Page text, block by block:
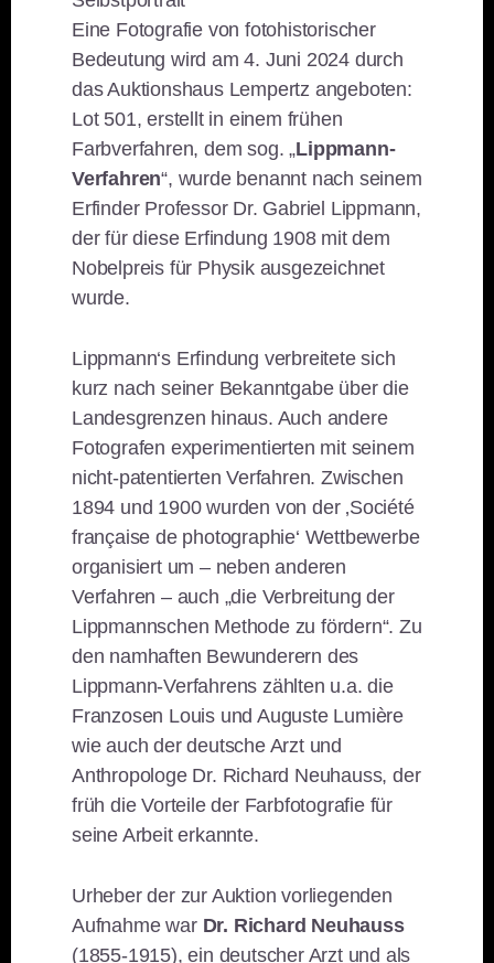
Eine Fotografie von fotohistorischer
Bedeutung wird am 4. Juni 2024 durch
das Auktionshaus Lempertz angeboten:
Lot 501, erstellt in einem frühen
Farbverfahren, dem sog. „Lippmann-
Verfahren“, wurde benannt nach seinem
Erfinder Professor Dr. Gabriel Lippmann,
der für diese Erfindung 1908 mit dem
Nobelpreis für Physik ausgezeichnet
wurde.
Lippmann‘s Erfindung verbreitete sich
kurz nach seiner Bekanntgabe über die
Landesgrenzen hinaus. Auch andere
Fotografen experimentierten mit seinem
nicht-patentierten Verfahren. Zwischen
1894 und 1900 wurden von der ‚Société
française de photographie‘ Wettbewerbe
organisiert um – neben anderen
Verfahren – auch „die Verbreitung der
Lippmannschen Methode zu fördern“. Zu
den namhaften Bewunderern des
Lippmann-Verfahrens zählten u.a. die
Franzosen Louis und Auguste Lumière
wie auch der deutsche Arzt und
Anthropologe Dr. Richard Neuhauss, der
früh die Vorteile der Farbfotografie für
seine Arbeit erkannte.
Urheber der zur Auktion vorliegenden
Aufnahme war Dr. Richard Neuhauss
(1855-1915), ein deutscher Arzt und als